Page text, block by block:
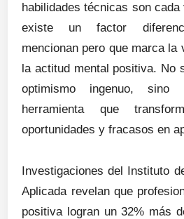
habilidades técnicas son
existe un factor
mencionan pero que marca la
la actitud mental positiva. No
optimismo ingenuo, sino
herramienta que
oportunidades y fracasos en
Investigaciones del Instituto
Aplicada revelan que
positiva logran un 32% más